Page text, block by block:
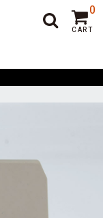
ポー
ポーカー
CART
0